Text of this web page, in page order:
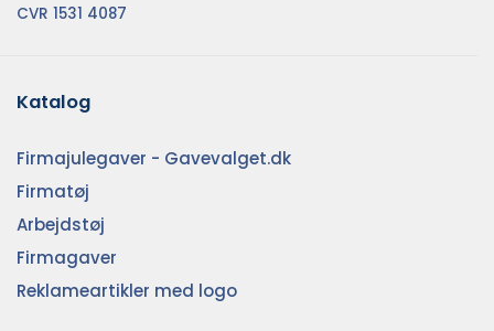
CVR 1531 4087
Katalog
Firmajulegaver - Gavevalget.dk
Firmatøj
Arbejdstøj
Firmagaver
Reklameartikler med logo